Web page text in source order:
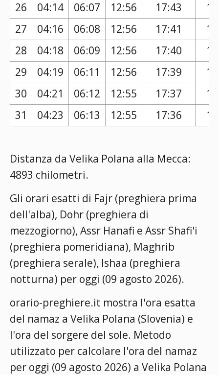
26
04:14 06:07 12:56 17:43
27
04:16 06:08 12:56 17:41
28
04:18 06:09 12:56 17:40
29
04:19 06:11 12:56 17:39
30
04:21 06:12 12:55 17:37
31
04:23 06:13 12:55 17:36
Distanza da Velika Polana alla Mecca:
4893 chilometri.
Gli orari esatti di Fajr (preghiera prima
dell'alba), Dohr (preghiera di
mezzogiorno), Assr Hanafi e Assr Shafi'i
(preghiera pomeridiana), Maghrib
(preghiera serale), Ishaa (preghiera
notturna) per oggi (09 agosto 2026).
orario-preghiere.it mostra l'ora esatta
del namaz a Velika Polana (Slovenia) e
l'ora del sorgere del sole. Metodo
utilizzato per calcolare l'ora del namaz
per oggi (09 agosto 2026) a Velika Polana